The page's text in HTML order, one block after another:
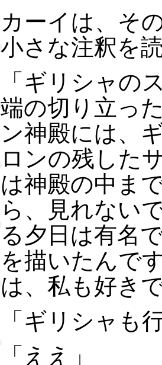
カーイは、そ
小さな注釈を
「ギリシャの
端の切り立っ
ン神殿には、
ロンの残した
は神殿の中ま
ら、見れない
る夕日は有名
を描いたんで
は、私も好き
「ギリシャも
「ええ」